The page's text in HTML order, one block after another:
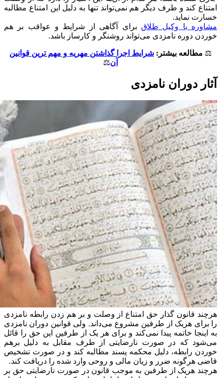
امتناع کند و طرف دیگر هم نمی‌تواند تنها به دلیل این امتناع مطالبه
خسارت نماید.
مشاوره با وکیل طلاق برای آگاهی از شرایط و عواقب بر هم
خوردن دوره نامزدی می‌تواند روشنگر و کارساز باشد.
⚖️ مطالعه بیشتر: شرایط اجرا گذاشتن مهریه و مهم ترین قوانین
آن⚖️
آثار دوران نامزدی
هرچند قانون گذار حق امتناع از وصلت و بر هم زدن رابطه نامزدی
را برای هریک از طرفین مشروع می‌داند. ولی قوانین دوران نامزدی
به اینجا خاتمه پیدا نمی‌کند و برای هر یک از طرفین این حق را قائل
می‌شود که در صورت نارضایتی از طرف مقابل به دلیل برهم
خوردن رابطه، دلیل محکمه پسند مطالبه کند و در صورت تشخیص
قاضی هرگونه ضرر و زیان مالی و روحی وارد شده را دریافت کند.
هرچند هریک از طرفین به موجب قانون در صورت نارضایتی حق بر